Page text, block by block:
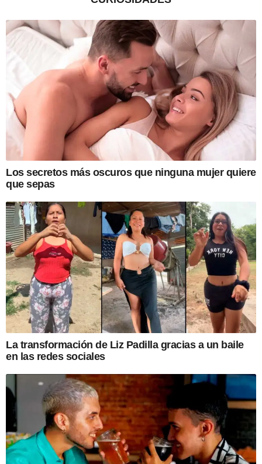
Los secretos más oscuros que ninguna mujer quiere
que sepas
La transformación de Liz Padilla gracias a un baile
en las redes sociales